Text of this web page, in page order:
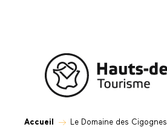
Accueil Le Domaine des Cigognes